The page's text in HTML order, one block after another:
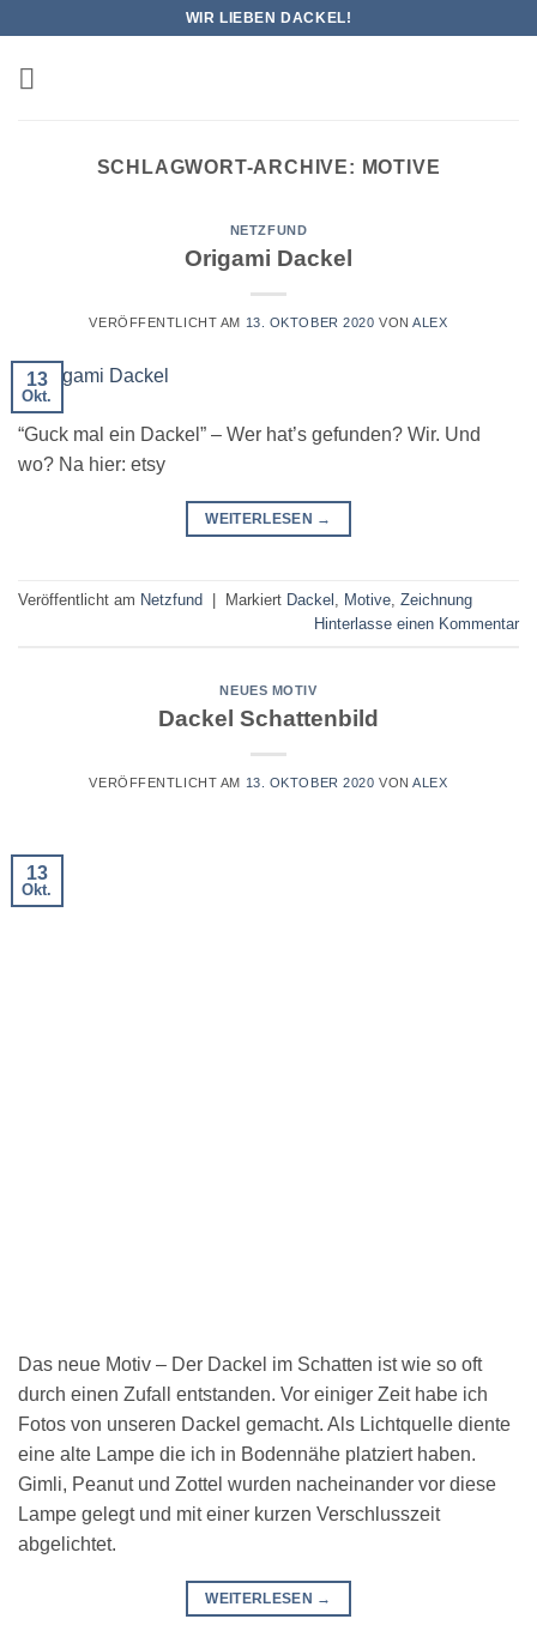
springen
WIR LIEBEN DACKEL!
SCHLAGWORT-ARCHIVE: MOTIVE
NETZFUND
Origami Dackel
VERÖFFENTLICHT AM 13. OKTOBER 2020 VONALEX
13
Okt.
“Guck mal ein Dackel” – Wer hat’s gefunden? Wir. Und
wo? Na hier: etsy
WEITERLESEN →
Veröffentlicht am Netzfund Markiert Dackel , Motive, Zeichnung
Hinterlasse einen Kommentar
NEUES MOTIV
Dackel Schattenbild
VERÖFFENTLICHT AM 13. OKTOBER 2020 VONALEX
13
Okt.
Das neue Motiv – Der Dackel im Schatten ist wie so oft
durch einen Zufall entstanden. Vor einiger Zeit habe ich
Fotos von unseren Dackel gemacht. Als Lichtquelle diente
eine alte Lampe die ich in Bodennähe platziert haben.
Gimli, Peanut und Zottel wurden nacheinander vor diese
Lampe gelegt und mit einer kurzen Verschlusszeit
abgelichtet.
WEITERLESEN →